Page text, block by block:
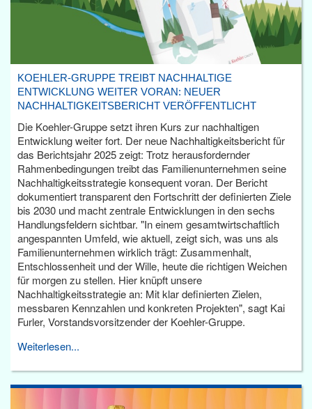
KOEHLER-GRUPPE TREIBT NACHHALTIGE
ENTWICKLUNG WEITER VORAN: NEUER
NACHHALTIGKEITSBERICHT VERÖFFENTLICHT
Die Koehler-Gruppe setzt ihren Kurs zur nachhaltigen
Entwicklung weiter fort. Der neue Nachhaltigkeitsbericht für
das Berichtsjahr 2025 zeigt: Trotz herausfordernder
Rahmenbedingungen treibt das Familienunternehmen seine
Nachhaltigkeitsstrategie konsequent voran. Der Bericht
dokumentiert transparent den Fortschritt der definierten Ziele
bis 2030 und macht zentrale Entwicklungen in den sechs
Handlungsfeldern sichtbar. "In einem gesamtwirtschaftlich
angespannten Umfeld, wie aktuell, zeigt sich, was uns als
Familienunternehmen wirklich trägt: Zusammenhalt,
Entschlossenheit und der Wille, heute die richtigen Weichen
für morgen zu stellen. Hier knüpft unsere
Nachhaltigkeitsstrategie an: Mit klar definierten Zielen,
messbaren Kennzahlen und konkreten Projekten", sagt Kai
Furler, Vorstandsvorsitzender der Koehler-Gruppe.
Weiterlesen...